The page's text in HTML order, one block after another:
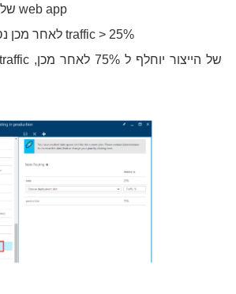
נבחר את slot-demo של web app
2. נבחר beta לאחר מכן נסמן את traffic > 25%